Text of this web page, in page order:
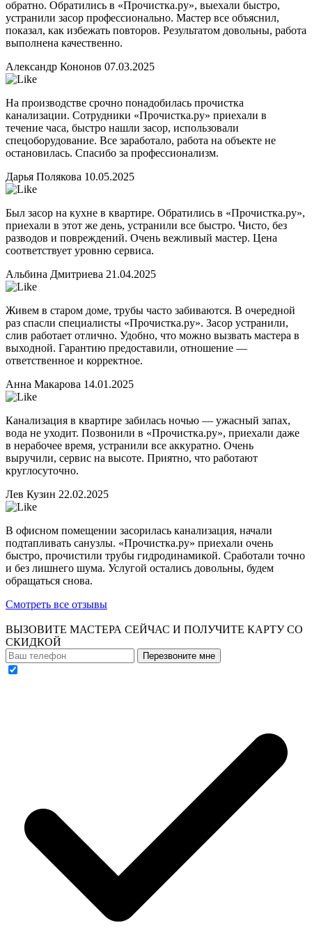
обратно. Обратились в «Прочистка.ру», выехали быстро,
устранили засор профессионально. Мастер все объяснил,
показал, как избежать повторов. Результатом довольны, работа
выполнена качественно.
Александр Кононов 07.03.2025
На производстве срочно понадобилась прочистка
канализации. Сотрудники «Прочистка.ру» приехали в
течение часа, быстро нашли засор, использовали
спецоборудование. Все заработало, работа на объекте не
остановилась. Спасибо за профессионализм.
Дарья Полякова 10.05.2025
Был засор на кухне в квартире. Обратились в «Прочистка.ру»,
приехали в этот же день, устранили все быстро. Чисто, без
разводов и повреждений. Очень вежливый мастер. Цена
соответствует уровню сервиса.
Альбина Дмитриева 21.04.2025
Живем в старом доме, трубы часто забиваются. В очередной
раз спасли специалисты «Прочистка.ру». Засор устранили,
слив работает отлично. Удобно, что можно вызвать мастера в
выходной. Гарантию предоставили, отношение —
ответственное и корректное.
Анна Макарова 14.01.2025
Канализация в квартире забилась ночью — ужасный запах,
вода не уходит. Позвонили в «Прочистка.ру», приехали даже
в нерабочее время, устранили все аккуратно. Очень
выручили, сервис на высоте. Приятно, что работают
круглосуточно.
Лев Кузин 22.02.2025
В офисном помещении засорилась канализация, начали
подтапливать санузлы. «Прочистка.ру» приехали очень
быстро, прочистили трубы гидродинамикой. Сработали точно
и без лишнего шума. Услугой остались довольны, будем
обращаться снова.
Смотреть все отзывы
ВЫЗОВИТЕ МАСТЕРА СЕЙЧАС И ПОЛУЧИТЕ КАРТУ СО
СКИДКОЙ
Перезвоните мне